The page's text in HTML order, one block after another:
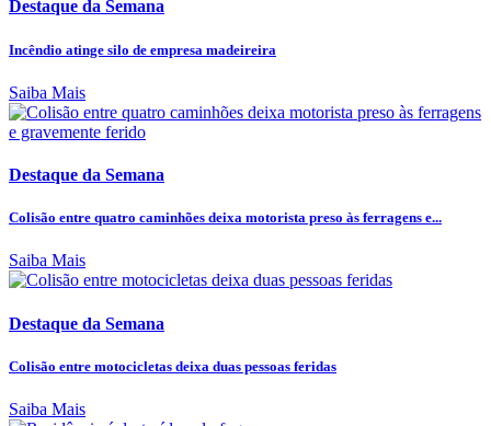
Destaque da Semana
Incêndio atinge silo de empresa madeireira
Saiba Mais
Destaque da Semana
Colisão entre quatro caminhões deixa motorista preso às ferragens e...
Saiba Mais
Destaque da Semana
Colisão entre motocicletas deixa duas pessoas feridas
Saiba Mais